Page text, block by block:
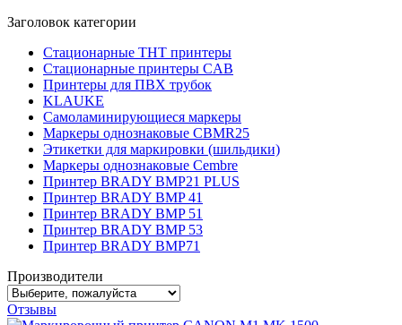
Заголовок категории
Стационарные THT принтеры
Стационарные принтеры CAB
Принтеры для ПВХ трубок
KLAUKE
Самоламинирующиеся маркеры
Маркеры однознаковые CBMR25
Этикетки для маркировки (шильдики)
Маркеры однознаковые Cembre
Принтер BRADY BMP21 PLUS
Принтер BRADY BMP 41
Принтер BRADY BMP 51
Принтер BRADY BMP 53
Принтер BRADY BMP71
Производители
Отзывы